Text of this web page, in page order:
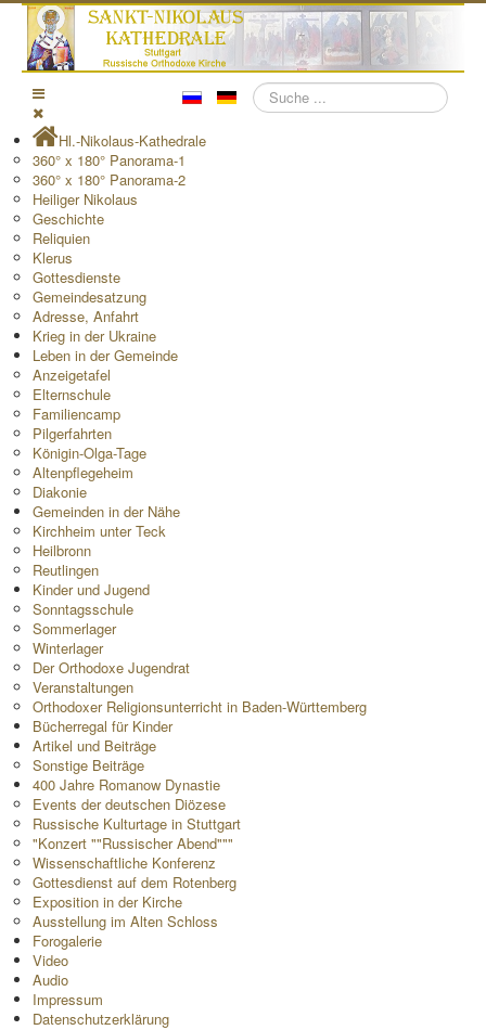
Suchen
Hl.-Nikolaus-Kathedrale
360° x 180° Panorama-1
360° x 180° Panorama-2
Heiliger Nikolaus
Geschichte
Reliquien
Klerus
Gottesdienste
Gemeindesatzung
Adresse, Anfahrt
Krieg in der Ukraine
Leben in der Gemeinde
Anzeigetafel
Elternschule
Familiencamp
Pilgerfahrten
Königin-Olga-Tage
Altenpflegeheim
Diakonie
Gemeinden in der Nähe
Kirchheim unter Teck
Heilbronn
Reutlingen
Kinder und Jugend
Sonntagsschule
Sommerlager
Winterlager
Der Orthodoxe Jugendrat
Veranstaltungen
Orthodoxer Religionsunterricht in Baden-Württemberg
Bücherregal für Kinder
Artikel und Beiträge
Sonstige Beiträge
400 Jahre Romanow Dynastie
Events der deutschen Diözese
Russische Kulturtage in Stuttgart
"Konzert ""Russischer Abend"""
Wissenschaftliche Konferenz
Gottesdienst auf dem Rotenberg
Exposition in der Kirche
Ausstellung im Alten Schloss
Forogalerie
Video
Audio
Impressum
Datenschutzerklärung